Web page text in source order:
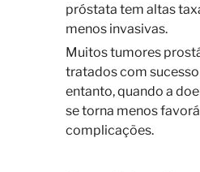
próstata tem altas
menos invasivas.
Muitos tumores
tratados com
entanto, quando a
se torna menos
complicações.